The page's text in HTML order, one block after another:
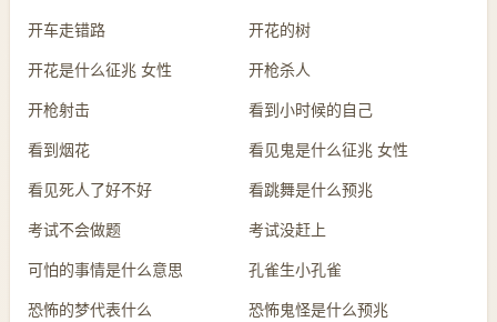
开车走错路 开花的树
开花是什么征兆 女性 开枪杀人
开枪射击 看到小时候的自己
看到烟花 看见鬼是什么征兆 女性
看见死人了好不好 看跳舞是什么预兆
考试不会做题 考试没赶上
可怕的事情是什么意思 孔雀生小孔雀
恐怖的梦代表什么 恐怖鬼怪是什么预兆